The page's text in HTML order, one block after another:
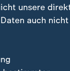
eine “enorme
unsere
auch nicht